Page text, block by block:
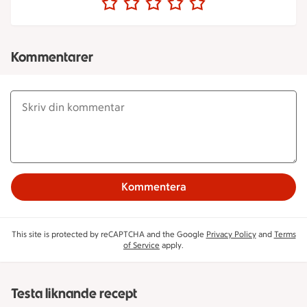
Kommentarer
Kommentera
This site is protected by reCAPTCHA and the Google Privacy Policyand Terms
of Service apply.
Testa liknande recept